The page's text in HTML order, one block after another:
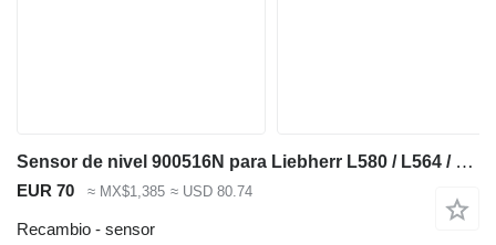
Sensor de nivel 900516N para Liebherr L580 / L564 / L524 / L538 / L542 / L544 / L550 / L556 / L576 / L528 / L566 / L586 cargadora de ruedas
EUR 70 ≈ MX$1,385 ≈ USD 80.74
Recambio - sensor